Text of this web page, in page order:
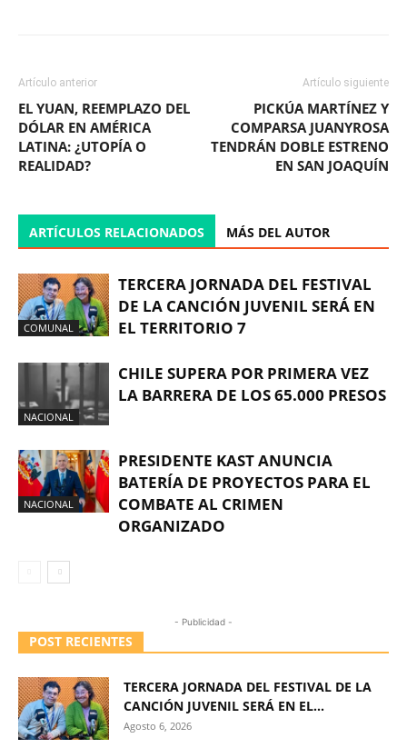
Artículo anterior
EL YUAN, REEMPLAZO DEL
DÓLAR EN AMÉRICA
LATINA: ¿UTOPÍA O
REALIDAD?
Artículo siguiente
PICKÚA MARTÍNEZ Y
COMPARSA JUANYROSA
TENDRÁN DOBLE ESTRENO
EN SAN JOAQUÍN
ARTÍCULOS RELACIONADOS MÁS DEL AUTOR
COMUNAL
TERCERA JORNADA DEL FESTIVAL
DE LA CANCIÓN JUVENIL SERÁ EN
EL TERRITORIO 7
NACIONAL
CHILE SUPERA POR PRIMERA VEZ
LA BARRERA DE LOS 65.000 PRESOS
NACIONAL
PRESIDENTE KAST ANUNCIA
BATERÍA DE PROYECTOS PARA EL
COMBATE AL CRIMEN
ORGANIZADO
- Publicidad -
POST RECIENTES
TERCERA JORNADA DEL FESTIVAL DE LA
CANCIÓN JUVENIL SERÁ EN EL...
Agosto 6, 2026